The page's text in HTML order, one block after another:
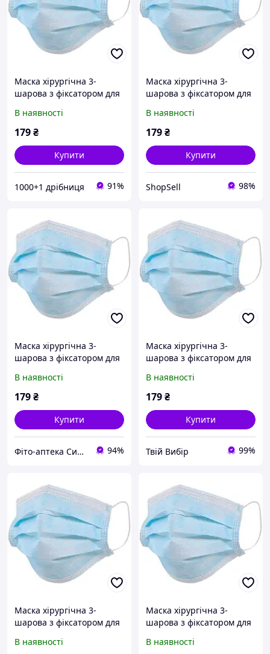
Маска хірургічна 3-
шарова з фіксатором для
Блакитний
В наявності
179₴
Купити
1000+1 дрібниця 91%
Маска хірургічна 3-
шарова з фіксатором для
Блакитний
В наявності
179₴
Купити
ShopSell 98%
Маска хірургічна 3-
шарова з фіксатором для
В наявності
179₴
Купити
Фіто-аптека Сила рослин 94%
Маска хірургічна 3-
шарова з фіксатором для
Блакитний
В наявності
179₴
Купити
Твій Вибір 99%
Маска хірургічна 3-
шарова з фіксатором для
В наявності
Маска хірургічна 3-
шарова з фіксатором для
В наявності